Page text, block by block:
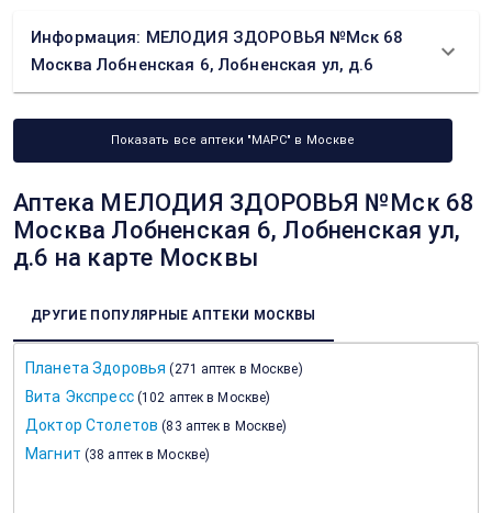
Информация: МЕЛОДИЯ ЗДОРОВЬЯ №Мск 68
Москва Лобненская 6, Лобненская ул, д.6
Показать все аптеки "МАРС" в Москве
Аптека МЕЛОДИЯ ЗДОРОВЬЯ №Мск 68
Москва Лобненская 6, Лобненская ул,
д.6 на карте Москвы
ДРУГИЕ ПОПУЛЯРНЫЕ АПТЕКИ МОСКВЫ
Планета Здоровья (271 аптек в Москве)
Вита Экспресс (102 аптек в Москве)
Доктор Столетов (83 аптек в Москве)
Магнит (38 аптек в Москве)